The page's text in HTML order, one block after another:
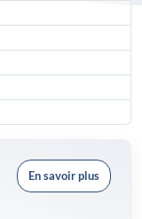
En savoir plus